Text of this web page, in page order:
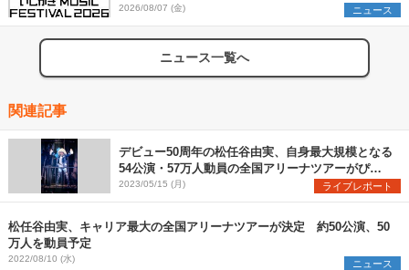
2026/08/07 (金) ニュース
ニュース一覧へ
関連記事
デビュー50周年の松任谷由実、自身最大規模となる
54公演・57万人動員の全国アリーナツアーがぴあ
アリーナMMで開幕
2023/05/15 (月) ライブレポート
松任谷由実、キャリア最大の全国アリーナツアーが決定 約50公演、50
万人を動員予定
2022/08/10 (水) ニュース